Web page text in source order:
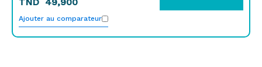
Ajouter au comparateur